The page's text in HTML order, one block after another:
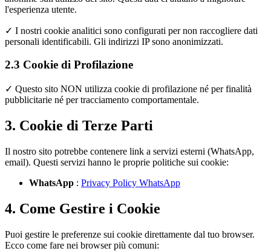
l'esperienza utente.
✓ I nostri cookie analitici sono configurati per non raccogliere dati
personali identificabili. Gli indirizzi IP sono anonimizzati.
2.3 Cookie di Profilazione
✓ Questo sito NON utilizza cookie di profilazione né per finalità
pubblicitarie né per tracciamento comportamentale.
3. Cookie di Terze Parti
Il nostro sito potrebbe contenere link a servizi esterni (WhatsApp,
email). Questi servizi hanno le proprie politiche sui cookie:
WhatsApp : Privacy Policy WhatsApp
4. Come Gestire i Cookie
Puoi gestire le preferenze sui cookie direttamente dal tuo browser.
Ecco come fare nei browser più comuni: